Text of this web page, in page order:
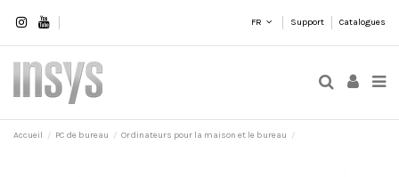
FR Support Catalogues
Accueil PC de bureau Ordinateurs pour la maison et le bureau